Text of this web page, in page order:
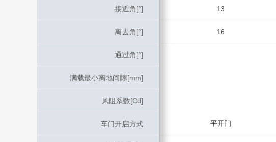
接近角[°] 13
离去角[°] 16
通过角[°]
满载最小离地间隙[mm]
风阻系数[Cd]
车门开启方式 平开门
接近角[°]
离去角[°]
通过角[°]
满载最小离地间隙[mm]
风阻系数[Cd]
车门开启方式